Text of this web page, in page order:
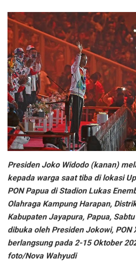
Presiden Joko Widodo (kanan)
kepada warga saat tiba di lokasi
PON Papua di Stadion Lukas
Olahraga Kampung Harapan,
Kabupaten Jayapura, Papua,
dibuka oleh Presiden Jokowi, PON
berlangsung pada 2-15 Oktober
foto/Nova Wahyudi